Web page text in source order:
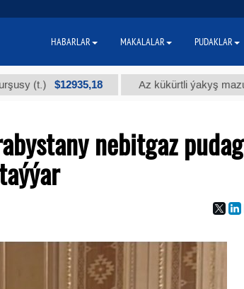
$12935,18 Az kükürtli ýakyş mazudy (t.)
nebitgaz
HABARLAR MAKALALAR PUDAKLAR